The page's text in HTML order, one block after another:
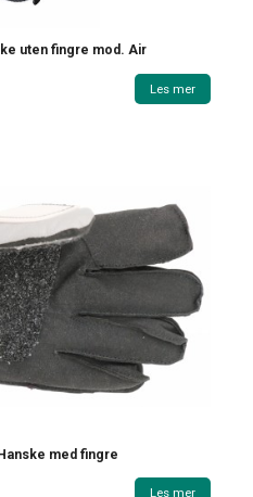
uten fingre mod. Air
Les mer
med fingre
Les mer